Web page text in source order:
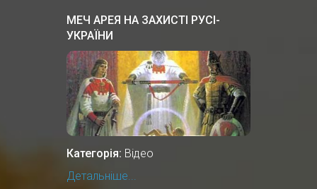
МЕЧ АРЕЯ НА ЗАХИСТІ РУСІ-
УКРАЇНИ
Категорія: Відео
Детальніше...